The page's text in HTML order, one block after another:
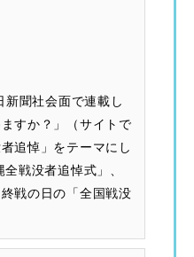
聞社会面で連載し
すか？」（サイトで
追悼」をテーマにし
戦没者追悼式」、
戦の日の「全国戦没